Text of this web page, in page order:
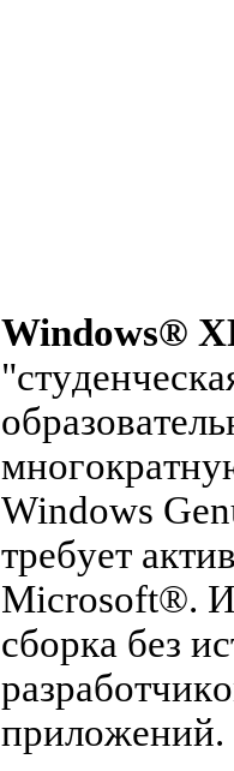
Windows®
Windows
тpeбyeт
Microsoft®.
сборка без
пpилoжeний.